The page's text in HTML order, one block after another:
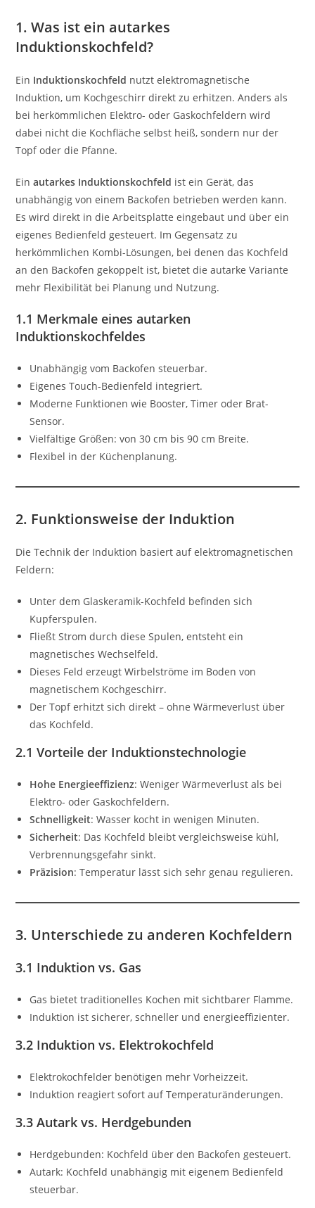
1. Was ist ein autarkes
Induktionskochfeld?
Ein Induktionskochfeld nutzt elektromagnetische
Induktion, um Kochgeschirr direkt zu erhitzen. Anders als
bei herkömmlichen Elektro- oder Gaskochfeldern wird
dabei nicht die Kochfläche selbst heiß, sondern nur der
Topf oder die Pfanne.
Einautarkes Induktionskochfeld ist ein Gerät, das
unabhängig von einem Backofen betrieben werden kann.
Es wird direkt in die Arbeitsplatte eingebaut und über ein
eigenes Bedienfeld gesteuert. Im Gegensatz zu
herkömmlichen Kombi-Lösungen, bei denen das Kochfeld
an den Backofen gekoppelt ist, bietet die autarke Variante
mehr Flexibilität bei Planung und Nutzung.
1.1 Merkmale eines autarken
Induktionskochfeldes
Unabhängig vom Backofen steuerbar.
Eigenes Touch-Bedienfeld integriert.
Moderne Funktionen wie Booster, Timer oder Brat-
Sensor.
Vielfältige Größen: von 30 cm bis 90 cm Breite.
Flexibel in der Küchenplanung.
2. Funktionsweise der Induktion
Die Technik der Induktion basiert auf elektromagnetischen
Feldern:
Unter dem Glaskeramik-Kochfeld befinden sich
Kupferspulen.
Fließt Strom durch diese Spulen, entsteht ein
magnetisches Wechselfeld.
Dieses Feld erzeugt Wirbelströme im Boden von
magnetischem Kochgeschirr.
Der Topf erhitzt sich direkt – ohne Wärmeverlust über
das Kochfeld.
2.1 Vorteile der Induktionstechnologie
Hohe Energieeffizienz: Weniger Wärmeverlust als bei
Elektro- oder Gaskochfeldern.
Schnelligkeit: Wasser kocht in wenigen Minuten.
Sicherheit: Das Kochfeld bleibt vergleichsweise kühl,
Verbrennungsgefahr sinkt.
Präzision: Temperatur lässt sich sehr genau regulieren.
3. Unterschiede zu anderen Kochfeldern
3.1 Induktion vs. Gas
Gas bietet traditionelles Kochen mit sichtbarer Flamme.
Induktion ist sicherer, schneller und energieeffizienter.
3.2 Induktion vs. Elektrokochfeld
Elektrokochfelder benötigen mehr Vorheizzeit.
Induktion reagiert sofort auf Temperaturänderungen.
3.3 Autark vs. Herdgebunden
Herdgebunden: Kochfeld über den Backofen gesteuert.
Autark: Kochfeld unabhängig mit eigenem Bedienfeld
steuerbar.